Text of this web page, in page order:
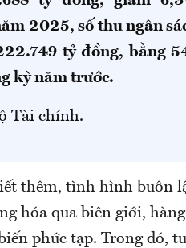
2025, số thu ngân
tỷ đồng, bằng
kỳ năm trước.
Tài chính.
thêm, tình hình buôn
hóa qua biên giới,
phức tạp. Trong đó,